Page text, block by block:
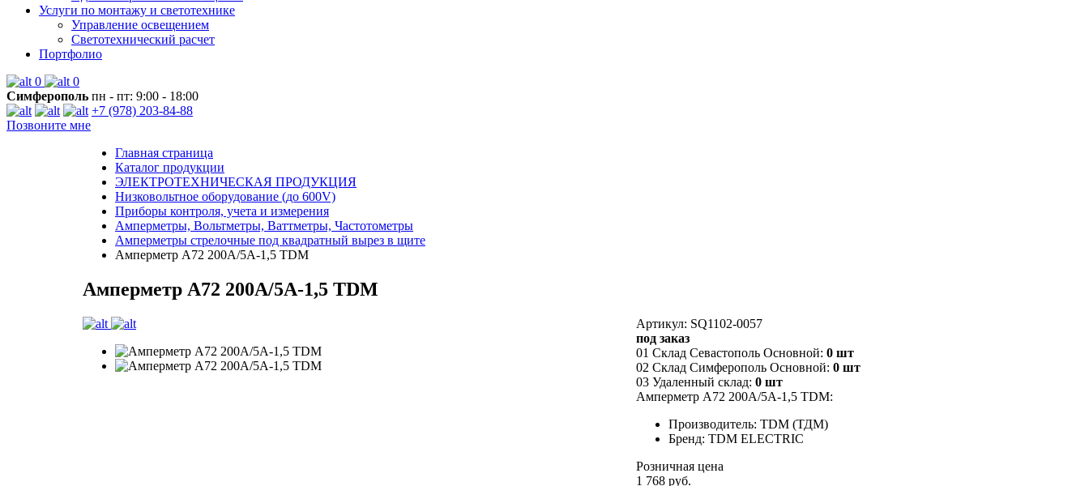
Услуги по монтажу и светотехнике
Управление освещением
Светотехнический расчет
Портфолио
0
0
Симферополь пн - пт: 9:00 - 18:00
+7 (978) 203-84-88
Позвоните мне
Главная страница
Каталог продукции
ЭЛЕКТРОТЕХНИЧЕСКАЯ ПРОДУКЦИЯ
Низковольтное оборудование (до 600V)
Приборы контроля, учета и измерения
Амперметры, Вольтметры, Ваттметры, Частотометры
Амперметры стрелочные под квадратный вырез в щите
Амперметр А72 200А/5А-1,5 TDM
Амперметр А72 200А/5А-1,5 TDM
Артикул: SQ1102-0057
под заказ
01 Склад Севастополь Основной: 0 шт
02 Склад Симферополь Основной: 0 шт
03 Удаленный склад: 0 шт
Амперметр А72 200А/5А-1,5 TDM:
Производитель: TDM (ТДМ)
Бренд: TDM ELECTRIC
Розничная цена
1 768 руб.